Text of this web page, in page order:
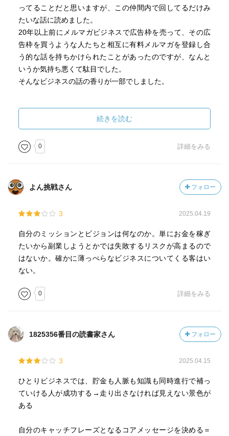
ってることだと思いますが、この仲間内で回してるだけみ
たいな話に読めました。
20年以上前にメルマガビジネスで広告枠を売って、その広
告枠を買うような人たちと相互に有料メルマガを登録し合
う的な話を持ちかけられたことがあったのですが、なんと
いうか気持ち悪くて駄目でした。
そんなビジネスの話の香りが一部でしました。
るビジネスパターンについての警鐘や、基本的なビジネス
の立ち上げ方などについては書いてあるので、何にも知ら
ない人向けには良いかと思います。
すでに個人事業者等をやっていて新しいヒントがないか
物販系はほぼ無いです（セミナー的動画や小冊子はあ
のビジネスについて書いてある本というところでしょう
か。
悪徳ビジネスがこの手法と似たようなことをしている感じ
なので、その辺でも嫌悪感が出てしまうのかもしれませ
実践すれば成功するのは間違いないとは思うのですが、実
践できる人がどれだけ居るのかとは思います。
続きを読む
0 詳細をみる
よん挑戦さん フォロー
3 2025.04.19
自分のミッションとビジョンは何なのか。単にお金を稼ぎ
たいから副業しようとかでは失敗するリスクが高まるので
はないか。確かに薄っぺらなビジネスについてくる客はい
ない。
0 詳細をみる
1825356番目の読書家さん フォロー
3 2025.04.15
ひとりビジネスでは、貯金も人脈も知識も同時進行で補っ
ていける人が成功する→走り出さなければ見えない景色が
ある
自分のキャッチフレーズとなるコアメッセージを決める＝